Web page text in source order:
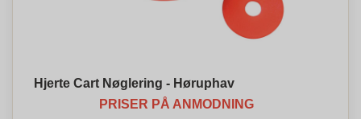
Hjerte Cart Nøglering - Høruphav
PRISER PÅ ANMODNING